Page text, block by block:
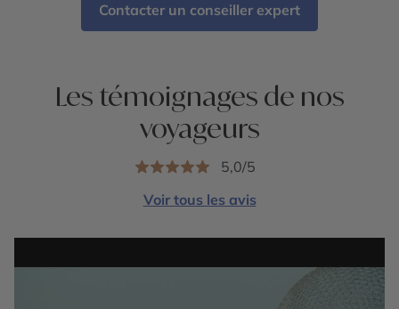
Contacter un conseiller expert
Les témoignages de nos
voyageurs
5,0/5
Voir tous les avis